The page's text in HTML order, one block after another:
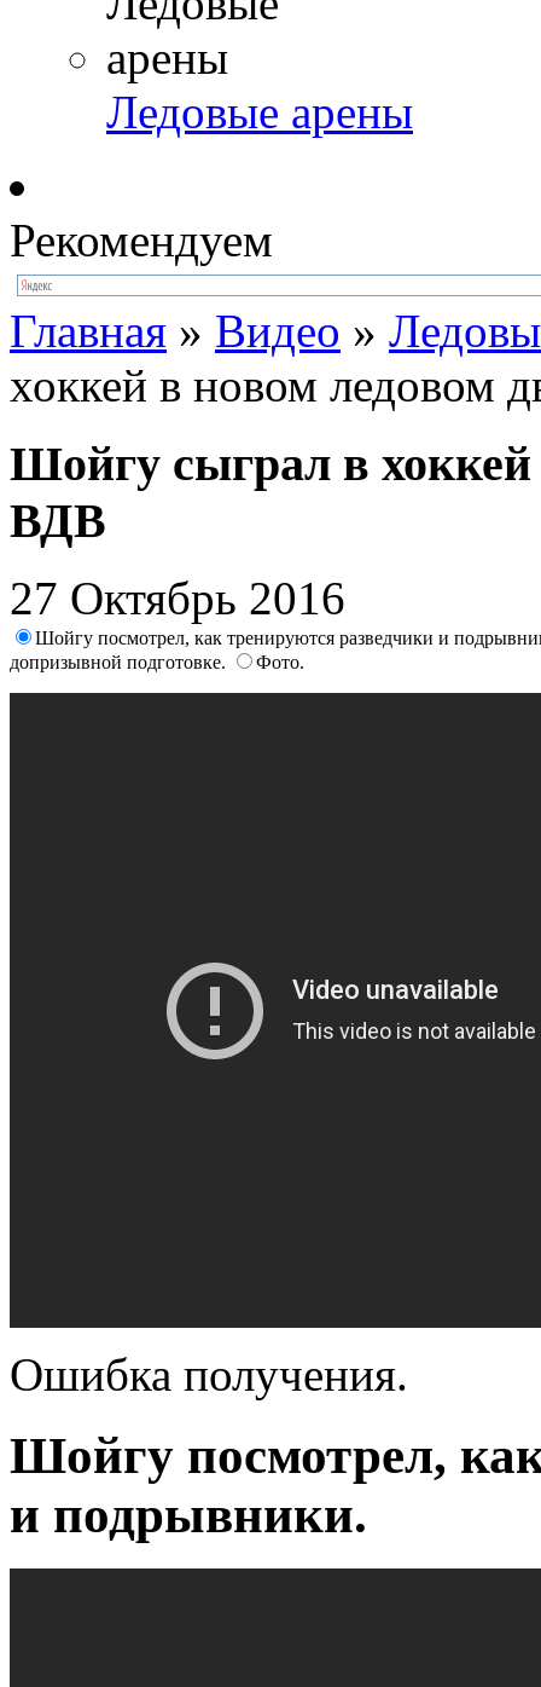
Ледовые арены
Рекомендуем
Главная » Видео »
хоккей в новом ледовом
Шойгу сыграл в хоккей
ВДВ
27 Октябрь 2016
Шойгу посмотрел, как тренируются разведчики и
допризывной подготовке.
Фото.
Ошибка получения.
Шойгу посмотрел,
и подрывники.